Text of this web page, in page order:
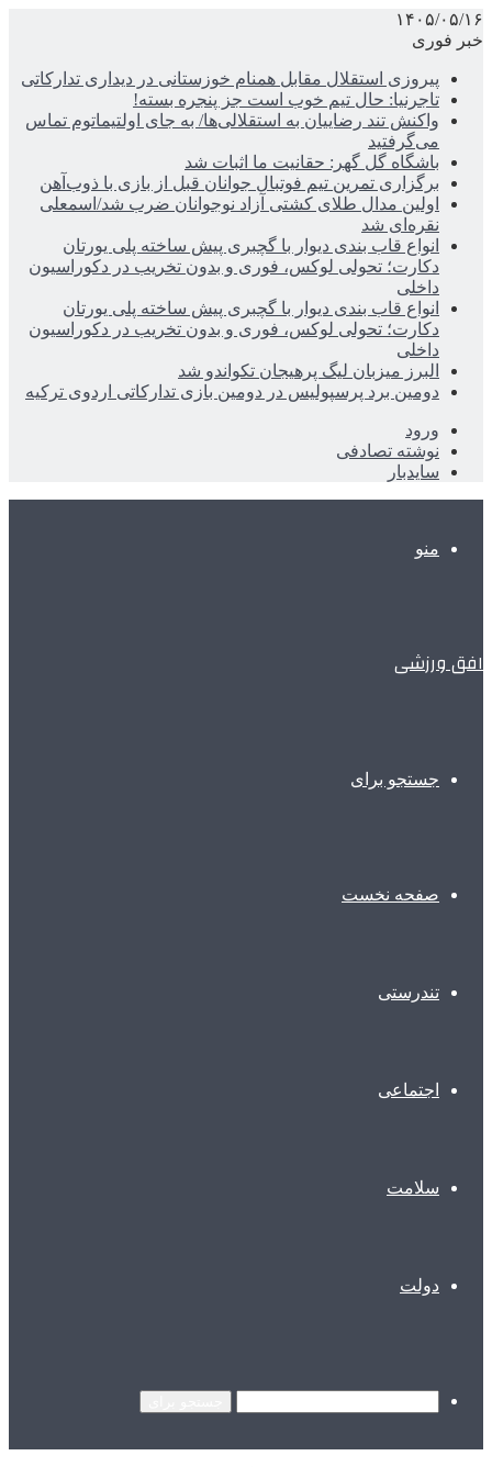
۱۴۰۵/۰۵/۱۶
خبر فوری
پیروزی استقلال مقابل همنام خوزستانی در دیداری تدارکاتی
تاجرنیا: حال تیم خوب است جز پنجره بسته!
واکنش تند رضاییان به استقلالی‌ها/ به جای اولتیماتوم تماس
می‌گرفتید
باشگاه گل گهر: حقانیت ما اثبات شد
برگزاری تمرین تیم فوتبال جوانان قبل از بازی با ذوب‌آهن
اولین مدال طلای کشتی آزاد نوجوانان ضرب شد/اسمعلی
نقره‌ای شد
انواع قاب بندی دیوار با گچبری پیش ساخته پلی یورتان
دکارت؛ تحولی لوکس، فوری و بدون تخریب در دکوراسیون
داخلی
انواع قاب بندی دیوار با گچبری پیش ساخته پلی یورتان
دکارت؛ تحولی لوکس، فوری و بدون تخریب در دکوراسیون
داخلی
البرز میزبان لیگ پرهیجان تکواندو شد
دومین برد پرسپولیس در دومین بازی تدارکاتی اردوی ترکیه
ورود
نوشته تصادفی
سایدبار
منو
افق ورزشی
جستجو برای
صفحه نخست
تندرستی
اجتماعی
سلامت
دولت